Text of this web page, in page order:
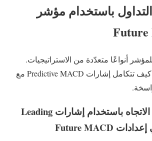
باستخدام مؤشر
أنواعًا متعدّدة من الاستراتيجيات.
وتُوضّح الأطر التالية كيف تتكامل إشارات Predictive MACD مع
استراتيجيات تتبّع الاتجاه باستخدام إشارات Leading